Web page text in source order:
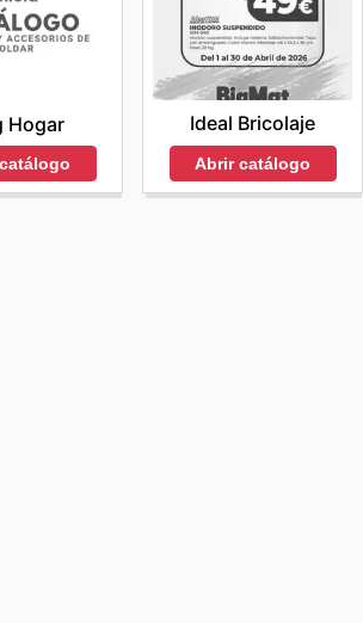
Hogar Ideal Bricolaje
Abrir catálogo